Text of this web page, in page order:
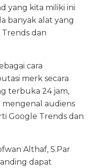
yang kita miliki ini
banyak alat yang
dan
cara
merk secara
terbuka 24 jam,
audiens
Google Trends dan
Althaf, S.Par
dapat